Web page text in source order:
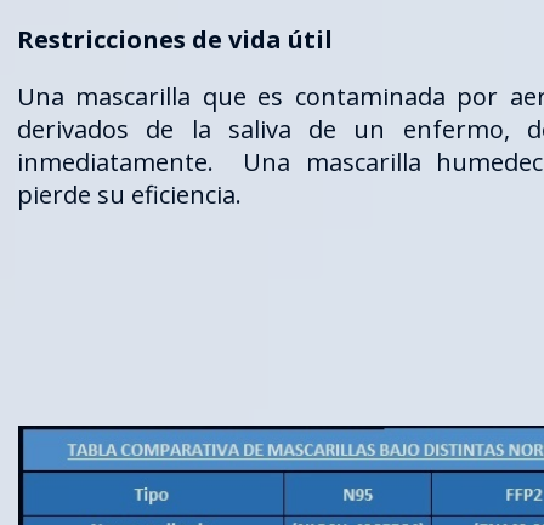
Restricciones de vida útil
Una mascarilla que es contaminada por
derivados de la saliva de un enfermo,
inmediatamente. Una mascarilla
pierde su eficiencia.